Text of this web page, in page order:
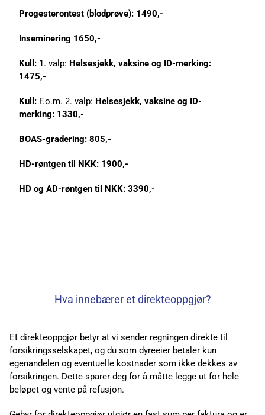
Progesterontest (blodprøve): 1490,-
Inseminering 1650,-
Kull: 1. valp: Helsesjekk, vaksine og ID-merking:
1475,-
Kull: F.o.m. 2. valp: Helsesjekk, vaksine og ID-
merking: 1330,-
BOAS-gradering: 805,-
HD-røntgen til NKK: 1900,-
HD og AD-røntgen til NKK: 3390,-
Hva innebærer et direkteoppgjør?
Et direkteoppgjør betyr at vi sender regningen direkte til
forsikringsselskapet, og du som dyreeier betaler kun
egenandelen og eventuelle kostnader som ikke dekkes av
forsikringen. Dette sparer deg for å måtte legge ut for hele
beløpet og vente på refusjon.